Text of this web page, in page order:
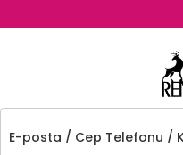
E-posta / Cep Telefonu /